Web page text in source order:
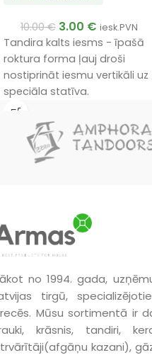
10.00€ 3.00 € iesk.PVN
Tandira kalts iesms - īpašā
roktura forma ļauj droši
nostiprināt iesmu vertikāli uz
speciāla statīva.
no 1994. gada,
tirgū,
Mūsu sortimentā ir
krāsnis, tandiri,
kazani),